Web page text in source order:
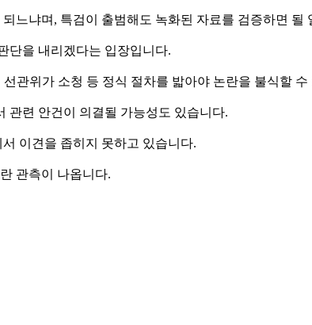
느냐며, 특검이 출범해도 녹화된 자료를 검증하면 될
단을 내리겠다는 입장입니다.
관위가 소청 등 정식 절차를 밟아야 논란을 불식할
관련 안건이 의결될 가능성도 있습니다.
이견을 좁히지 못하고 있습니다.
관측이 나옵니다.